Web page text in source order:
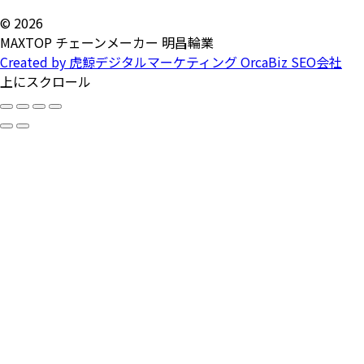
© 2026
MAXTOP チェーンメーカー 明昌輪業
Created by 虎鯨デジタルマーケティング OrcaBiz SEO会社
上にスクロール